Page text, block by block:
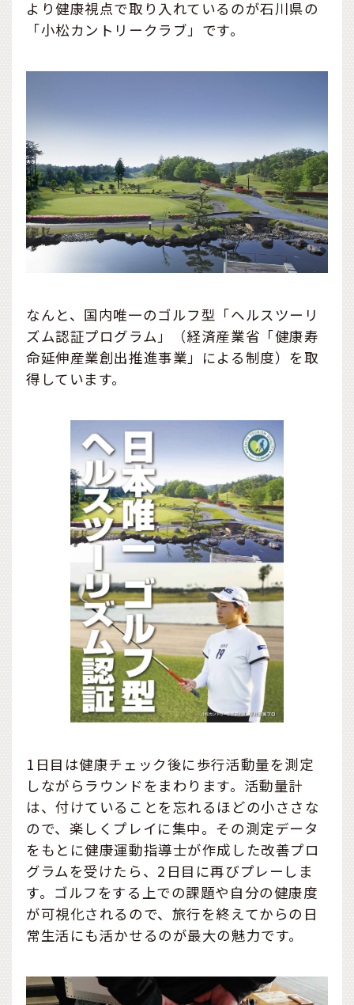
より健康視点で取り入れているのが石川県の
「小松カントリークラブ」です。
なんと、国内唯一のゴルフ型「ヘルスツーリ
ズム認証プログラム」（経済産業省「健康寿
命延伸産業創出推進事業」による制度）を取
得しています。
1日目は健康チェック後に歩行活動量を測定
しながらラウンドをまわります。活動量計
は、付けていることを忘れるほどの小ささな
ので、楽しくプレイに集中。その測定データ
をもとに健康運動指導士が作成した改善プロ
グラムを受けたら、2日目に再びプレーしま
す。ゴルフをする上での課題や自分の健康度
が可視化されるので、旅行を終えてからの日
常生活にも活かせるのが最大の魅力です。